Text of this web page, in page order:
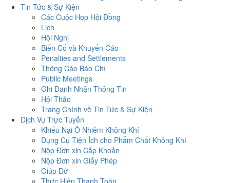
Tin Tức & Sự Kiện
Các Cuộc Họp Hội Đồng
Lịch
Hội Nghị
Biến Cố và Khuyến Cáo
Penalties and Settlements
Thông Cáo Báo Chí
Public Meetings
Ghi Danh Nhận Thông Tin
Hội Thảo
Trang Chính về Tin Tức & Sự Kiện
Dịch Vụ Trực Tuyến
Khiếu Nại Ô Nhiễm Không Khí
Dụng Cụ Tiện Ích cho Phẩm Chất Không Khí
Nộp Đơn xin Cấp Khoản
Nộp Đơn xin Giấy Phép
Giúp Đỡ
Thực Hiện Thanh Toán